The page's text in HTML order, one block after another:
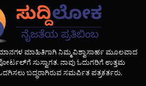
ಮಾಹಿತಿಗಾಗಿ ನಿಮ್ಮ ವಿಶ್ವಾಸಾರ್ಹ ಮೂಲವಾದ
ಸುಸ್ವಾಗತ. ನಾವು ಓದುಗರಿಗೆ ಉತ್ತಮ
ಬದ್ಧರಾಗಿರುವ ಸಮರ್ಪಿತ ಪತ್ರಕರ್ತರು.